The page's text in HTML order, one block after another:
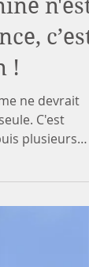
n'est
c’est
!
ne devrait
dédié aux